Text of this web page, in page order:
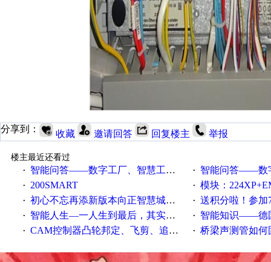
分享到： 收藏 邀请回答 回复楼主 举报
楼主最近还看过
·
智能问答——数字工厂、智慧工厂和智能制造三者的区别是什么？ · 智能问答——数字化工厂与
· 200SMART · 模块：
· 初心不忘再添新版本向正智慧城市云展厅3.0版亮相 · 送积分啦！参加7月6日
· 智能人生—一人生到最后，其实拼的都是人品 · 智能知识——德国工业崛起
· CAM控制器凸轮邦定、飞剪、追剪等C功能块 · 桥梁声测管如何固